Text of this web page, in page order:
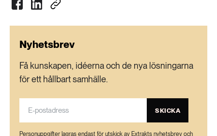
Nyhetsbrev
Få kunskapen, idéerna och de nya lösningarna
för ett hållbart samhälle.
SKICKA
Personuppgifter lagras endast för utskick av Extrakts nyhetsbrev och